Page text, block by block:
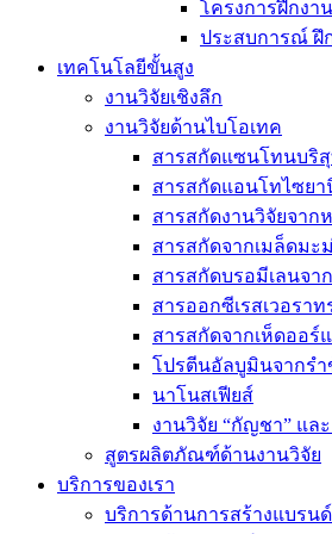
โครงการฝึกงาน
ประสบการณ์ ฝึ
เทคโนโลยีขั้นสูง
งานวิจัยเชิงลึก
งานวิจัยด้านไบโอเทค
สารสกัดแซนโทนบริ
สารสกัดแอนโทไซย
สารสกัดงานวิจัยจาก
สารสกัดจากเมล็ดมะ
สารสกัดบรอมีเลนจา
สารออกซีเรสเวอรา
สารสกัดจากเห็ดออร์
โปรตีนอัลบูมินจากรำ
นาโนสเฟียส์
งานวิจัย “กัญชา” แล
สูตรผลิตภัณฑ์ด้านงานวิจัย
บริการของเรา
บริการด้านการสร้างแบร